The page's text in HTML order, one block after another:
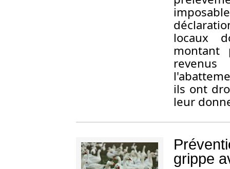
locaux
montant
ils ont
leur
grippe